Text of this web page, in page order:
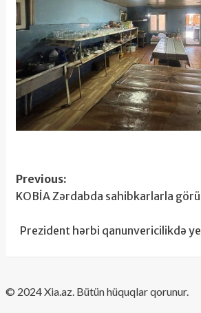
Post
navigation
Previous:
KOBİA Zərdabda sahibkarlarla
Prezident hərbi qanunvericilikdə
​© 2024 Xia.az. Bütün hüquqlar qorunur.